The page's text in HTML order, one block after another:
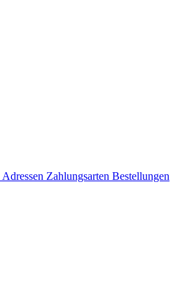
Adressen Zahlungsarten Bestellungen